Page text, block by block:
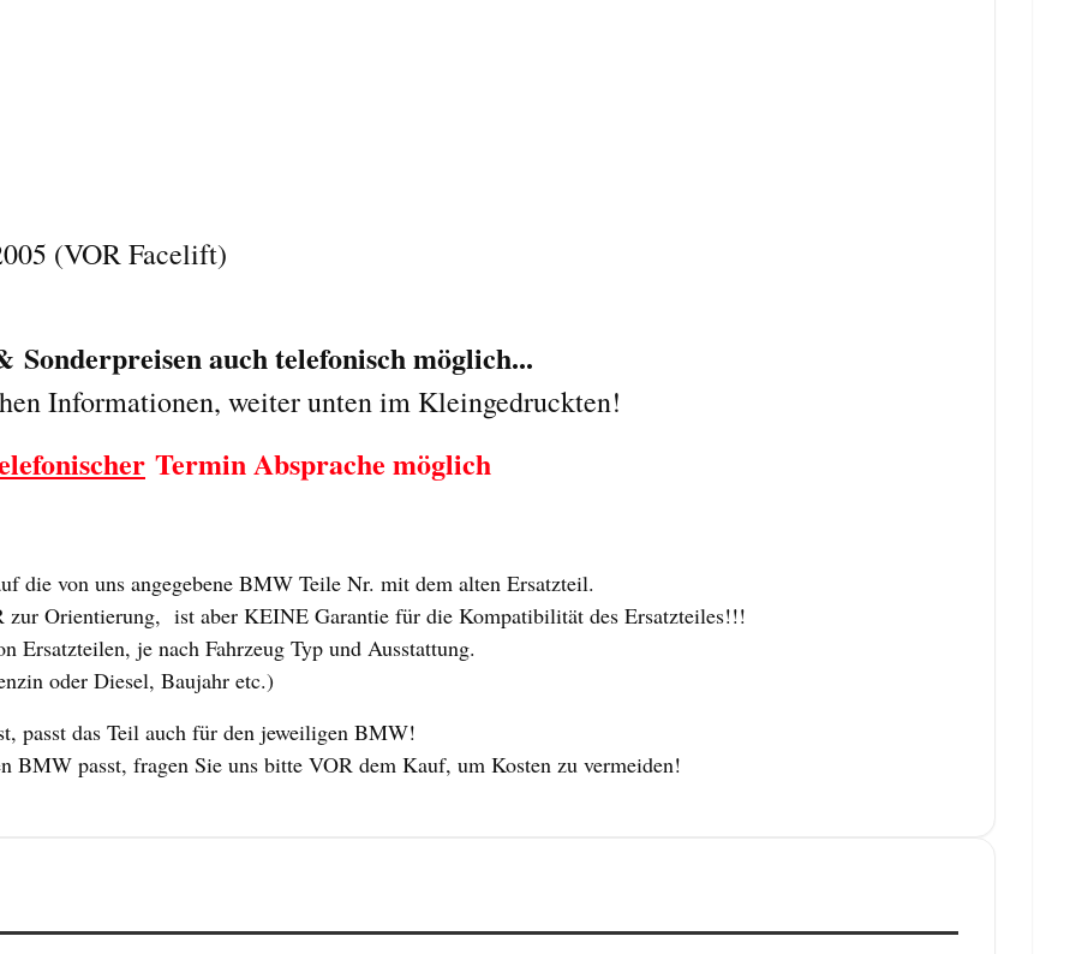
(VOR Facelift)
auch telefonisch möglich...
Informationen, weiter unten im Kleingedruckten!
Termin Absprache möglich
die von uns angegebene BMW Teile Nr. mit dem alten Ersatzteil.
zur Orientierung, ist aber KEINE Garantie für die Kompatibilität des Ersatzteiles!!!
Ersatzteilen, je nach Fahrzeug Typ und Ausstattung.
oder Diesel, Baujahr etc.)
passt das Teil auch für den jeweiligen BMW!
BMW passt, fragen Sie uns bitte VOR dem Kauf, um Kosten zu vermeiden!